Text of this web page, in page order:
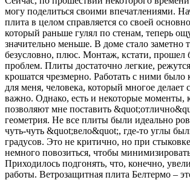
могу поделиться своими впечатлениями.
плита в целом справляется со своей
который раньше гулял по стенам, теперь
значительно меньше. В доме стало заметно
безусловно, плюс. Монтаж, кстати, прошел
проблем. Плиты достаточно легкие,
крошатся чрезмерно. Работать с ними было
для меня, человека, который многое делает
важно. Однако, есть и некоторые моменты,
позволяют мне поставить
геометрия. Не все плиты были идеально
чуть-чуть &quot;вело&quot;, где-то углы
градусов. Это не критично, но при
немного повозиться, чтобы
Приходилось подгонять, что, конечно,
работы. Ветрозащитная плита Белтермо –